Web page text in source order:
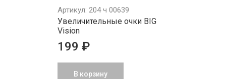
Артикул: 204 ч 00639
Увеличительные очки BIG
Vision
199 ₽
В корзину